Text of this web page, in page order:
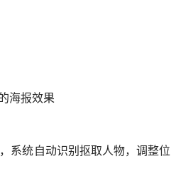
海报效果
系统自动识别抠取人物，调整位